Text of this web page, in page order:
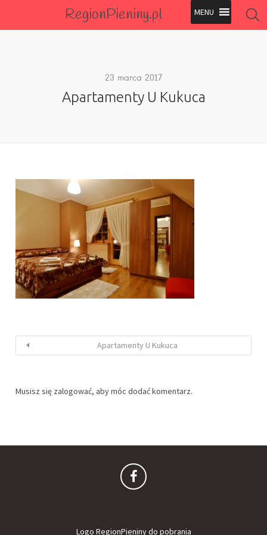
RegionPieniny.pl
Wszystkie Obiekty
23 marca 2017
Apartamenty U Kukuca
Apartamenty U Kukuca
Musisz się zalogować, aby móc dodać komentarz.
Logo RegionPieniny do pobrania